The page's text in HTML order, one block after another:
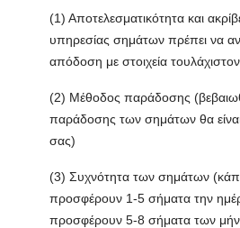
(1) Αποτελεσματικότητα και
υπηρεσίας σημάτων πρέπει να
απόδοση με στοιχεία
(2) Μέθοδος παράδοσης
παράδοσης των σημάτων θα
σας)
(3) Συχνότητα των σημάτων
προσφέρουν 1-5 σήματα την
προσφέρουν 5-8 σήματα των